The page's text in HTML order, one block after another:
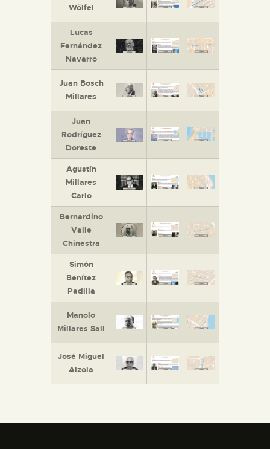
Wölfel
Lucas
Fernández
Navarro
Juan Bosch
Millares
Juan
Rodríguez
Doreste
Agustín
Millares
Carlo
Bernardino
Valle
Chinestra
Simón
Benítez
Padilla
Manolo
Millares Sall
José Miguel
Alzola